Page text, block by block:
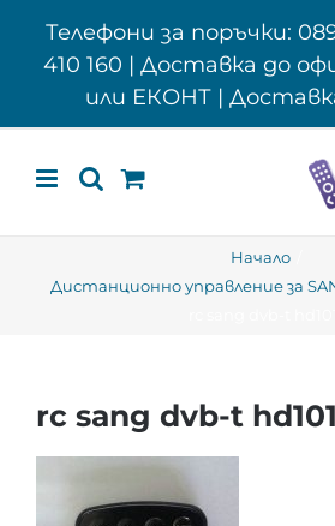
Телефони за поръчки:
410 160 | Доставка до
или ЕКОНТ |
Начало
Дистанционно управление за
rc sang dvb-t